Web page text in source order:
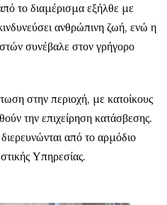
το διαμέρισμα εξήλθε με
ανθρώπινη ζωή, ενώ η
συνέβαλε στον γρήγορο
στην περιοχή, με κατοίκους
την επιχείρηση κατάσβεσης.
από το αρμόδιο
Υπηρεσίας.